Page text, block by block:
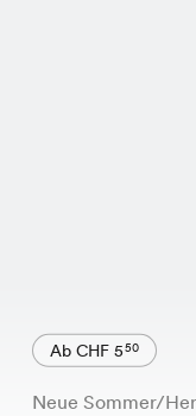
Ab CHF 550
Neue Sommer/